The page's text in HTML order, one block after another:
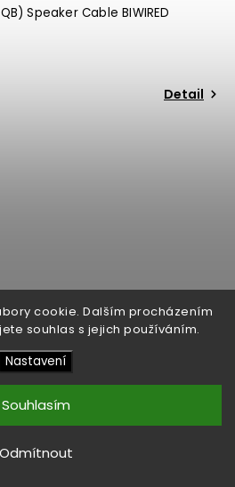
cookie. Dalším procházením
souhlas s jejich používáním.
Nastavení
Odmítnout
Souhlasím
Speaker Cable BIWIRED
Detail